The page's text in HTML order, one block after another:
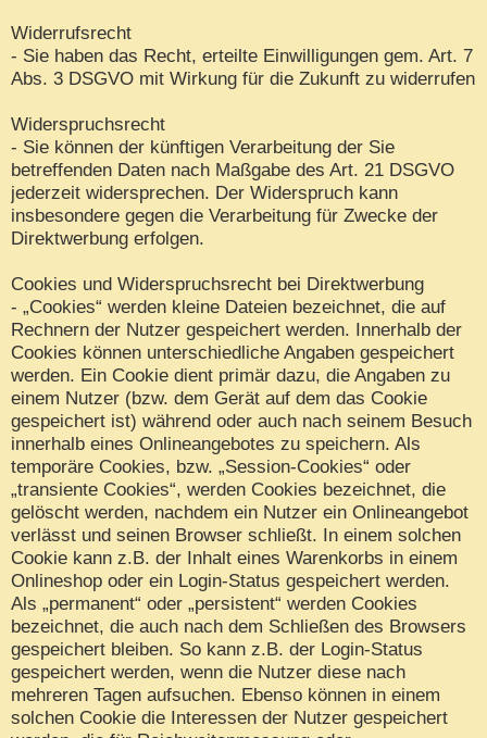
Widerrufsrecht
- Sie haben das Recht, erteilte Einwilligungen gem. Art. 7
Abs. 3 DSGVO mit Wirkung für die Zukunft zu widerrufen
Widerspruchsrecht
- Sie können der künftigen Verarbeitung der Sie
betreffenden Daten nach Maßgabe des Art. 21 DSGVO
jederzeit widersprechen. Der Widerspruch kann
insbesondere gegen die Verarbeitung für Zwecke der
Direktwerbung erfolgen.
Cookies und Widerspruchsrecht bei Direktwerbung
- „Cookies“ werden kleine Dateien bezeichnet, die auf
Rechnern der Nutzer gespeichert werden. Innerhalb der
Cookies können unterschiedliche Angaben gespeichert
werden. Ein Cookie dient primär dazu, die Angaben zu
einem Nutzer (bzw. dem Gerät auf dem das Cookie
gespeichert ist) während oder auch nach seinem Besuch
innerhalb eines Onlineangebotes zu speichern. Als
temporäre Cookies, bzw. „Session-Cookies“ oder
„transiente Cookies“, werden Cookies bezeichnet, die
gelöscht werden, nachdem ein Nutzer ein Onlineangebot
verlässt und seinen Browser schließt. In einem solchen
Cookie kann z.B. der Inhalt eines Warenkorbs in einem
Onlineshop oder ein Login-Status gespeichert werden.
Als „permanent“ oder „persistent“ werden Cookies
bezeichnet, die auch nach dem Schließen des Browsers
gespeichert bleiben. So kann z.B. der Login-Status
gespeichert werden, wenn die Nutzer diese nach
mehreren Tagen aufsuchen. Ebenso können in einem
solchen Cookie die Interessen der Nutzer gespeichert